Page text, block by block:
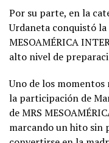
Por su parte, en la
Urdaneta conquistó
MESOAMÉRICA
alto nivel de
Uno de los
la participación de
de MRS
marcando un hito sin